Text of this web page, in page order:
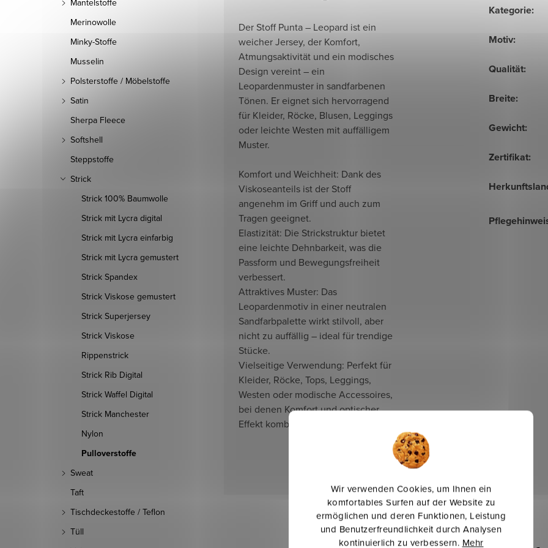
Wir verwenden Cookies, um Ihnen ein
komfortables Surfen auf der Website zu
ermöglichen und deren Funktionen, Leistung
und Benutzerfreundlichkeit durch Analysen
kontinuierlich zu verbessern. Mehr
Mantelstoffe
Merinowolle
Minky-Stoffe
Musselin
Polsterstoffe / Möbelstoffe
Satin
Sherpa Fleece
Softshell
Steppstoffe
Strick
Strick 100% Baumwolle
Strick mit Lycra digital
Strick mit Lycra einfarbig
Strick mit Lycra gemustert
Strick Spandex
Strick Viskose gemustert
Strick Superjersey
Strick Viskose
Rippenstrick
Strick Rib Digital
Strick Waffel Digital
Strick Manchester
Nylon
Pulloverstoffe
Sweat
Taft
Tischdeckestoffe / Teflon
Tüll
Der Stoff Punta – Leopard ist ein
weicher Jersey, der Komfort,
Atmungsaktivität und ein modisches
Design vereint – ein
Leopardenmuster in sandfarbenen
Tönen. Er eignet sich hervorragend
für Kleider, Röcke, Blusen, Leggings
oder leichte Westen mit auffälligem
Muster.
Komfort und Weichheit: Dank des
Viskoseanteils ist der Stoff
angenehm im Griff und auch zum
Tragen geeignet.
Elastizität: Die Strickstruktur bietet
eine leichte Dehnbarkeit, was die
Passform und Bewegungsfreiheit
verbessert.
Attraktives Muster: Das
Leopardenmotiv in einer neutralen
Sandfarbpalette wirkt stilvoll, aber
nicht zu auffällig – ideal für trendige
Stücke.
Vielseitige Verwendung: Perfekt für
Kleider, Röcke, Tops, Leggings,
Westen oder modische Accessoires,
bei denen Komfort und optischer
Effekt kombiniert werden sollen.
Kategorie:
Motiv:
Qualität:
Breite:
Gewicht:
Zertifikat: